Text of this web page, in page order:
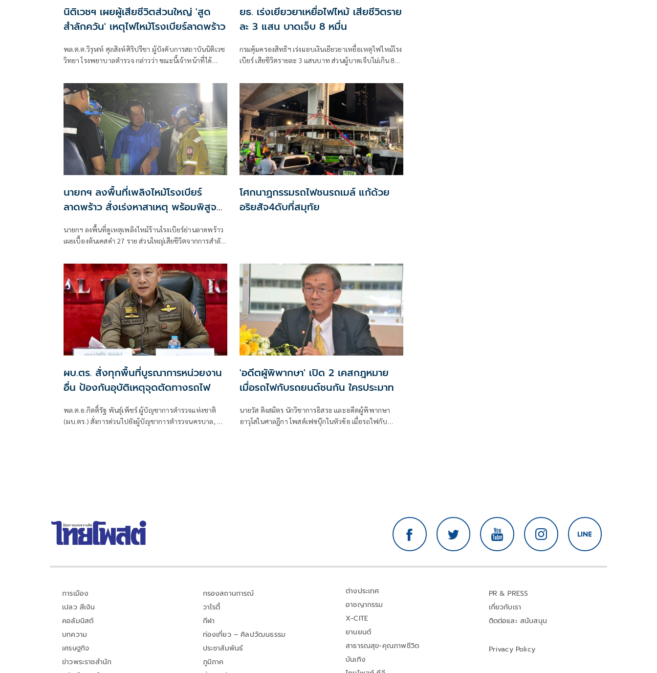
นิติเวชฯ เผยผู้เสียชีวิตส่วนใหญ่ 'สูด
สำลักควัน' เหตุไฟไหม้โรงเบียร์ลาดพร้าว
พล.ต.ต.วิรุฬห์ ศุภสิงห์ศิริปรีชา ผู้บังคับการสถาบันนิติเวช
วิทยา โรงพยาบาลตำรวจ กล่าวว่า ขณะนี้เจ้าหน้าที่ได้
เหตุเพลิงไหม้โรงเบียร์ย่านลาดพร้าวครบทั้ง 27 ร่างแล้ว
ยธ. เร่งเยียวยาเหยื่อไฟไหม้ เสียชีวิตราย
ละ 3 แสน บาดเจ็บ 8 หมื่น
กรมคุ้มครองสิทธิฯ เร่งมอบเงินเยียวยาเหยื่อเหตุไฟไหม้โรง
เบียร์ เสียชีวิตรายละ 3 แสนบาท ส่วนผู้บาดเจ็บไม่เกิน 8
เคลื่อนย้ายศพ
นายกฯ ลงพื้นที่เพลิงไหม้โรงเบียร์
ลาดพร้าว สั่งเร่งหาสาเหตุ พร้อมพิสูจน์
อัตลักษณ์ผู้เสียชีวิต
นายกฯ ลงพื้นที่ดูเหตุเพลิงไหม้ร้านโรงเบียร์ย่านลาดพร้าว
เผยเบื้องต้นเคสดำ 27 ราย ส่วนใหญ่เสียชีวิตจากการสำลัก
อัตลักษณ์
โศกนาฏกรรมรถไฟชนรถเมล์ แก้ด้วย
อริยสัจ4ดับที่สมุทัย
ผบ.ตร. สั่งทุกพื้นที่บูรณาการหน่วยงาน
อื่น ป้องกันอุบัติเหตุจุดตัดทางรถไฟ
พล.ต.อ.กิตติ์รัฐ พันธุ์เพ็ชร์ ผู้บัญชาการตำรวจแห่งชาติ
(ผบ.ตร.) สั่งการด่วนไปยังผู้บัญชาการตำรวจนครบาล, ผู้
'อดีตผูัพิพากษา' เปิด 2 เคสกฎหมาย
เมื่อรถไฟกับรถยนต์ชนกัน ใครประมาท
นายวัส ติงสมิตร นักวิชาการอิสระ และอดีตผู้พิพากษา
อาวุโสในศาลฎีกา โพสต์เฟซบุ๊กในหัวข้อ เมื่อรถไฟกับ
การเมือง
เปลว สีเงิน
คอลัมนิสต์
บทความ
เศรษฐกิจ
ข่าวพระราชสำนัก
กรองสถานการณ์
วาไรตี้
กีฬา
ท่องเที่ยว – ศิลปวัฒนธรรม
ประชาสัมพันธ์
ภูมิภาค
ต่างประเทศ
อาชญากรรม
X-CITE
ยานยนต์
สาธารณสุข-คุณภาพชีวิต
บันเทิง
PR & PRESS
เกี่ยวกับเรา
ติดต่อและ สนับสนุน
Privacy Policy